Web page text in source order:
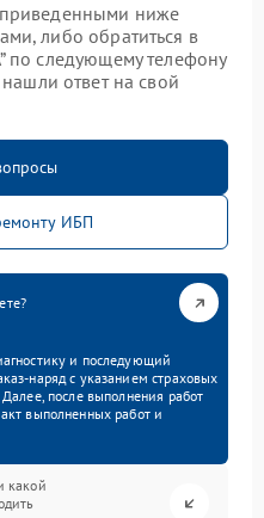
ниже
либо обратиться в
по следующему телефону
ответ на свой
ИБП
и последующий
наряд с указанием страховых
после выполнения работ
выполненных работ и
какой